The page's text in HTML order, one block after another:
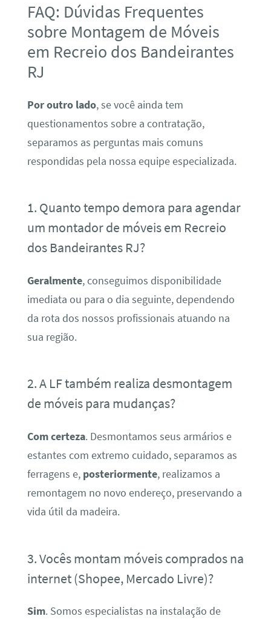
FAQ: Dúvidas Frequentes
sobre Montagem de Móveis
em Recreio dos Bandeirantes
RJ
Por outro lado, se você ainda tem
questionamentos sobre a contratação,
separamos as perguntas mais comuns
respondidas pela nossa equipe especializada.
1. Quanto tempo demora para agendar
um montador de móveis em Recreio
dos Bandeirantes RJ?
Geralmente, conseguimos disponibilidade
imediata ou para o dia seguinte, dependendo
da rota dos nossos profissionais atuando na
sua região.
2. A LF também realiza desmontagem
de móveis para mudanças?
Com certeza. Desmontamos seus armários e
estantes com extremo cuidado, separamos as
ferragens e, posteriormente, realizamos a
remontagem no novo endereço, preservando a
vida útil da madeira.
3. Vocês montam móveis comprados na
internet (Shopee, Mercado Livre)?
Sim. Somos especialistas na instalação de